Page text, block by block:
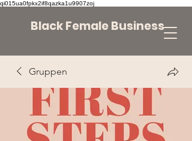
qi015ua0fpkx2if8qazka1u9907zoj
Black Female Business
Gruppen